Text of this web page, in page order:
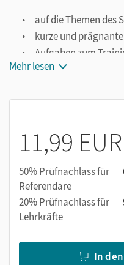
auf die Themen des
kurze und
Aufgaben zum
Testseiten zu allen
Lösungen zur
Mehr lesen
11,99 EUR
50% Prüfnachlass für
Referendare
20% Prüfnachlass für
Lehrkräfte
In